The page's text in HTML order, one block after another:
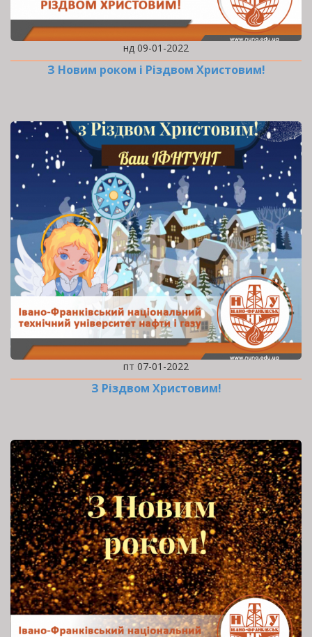
нд 09-01-2022
З Новим роком і Різдвом Христовим!
пт 07-01-2022
З Різдвом Христовим!